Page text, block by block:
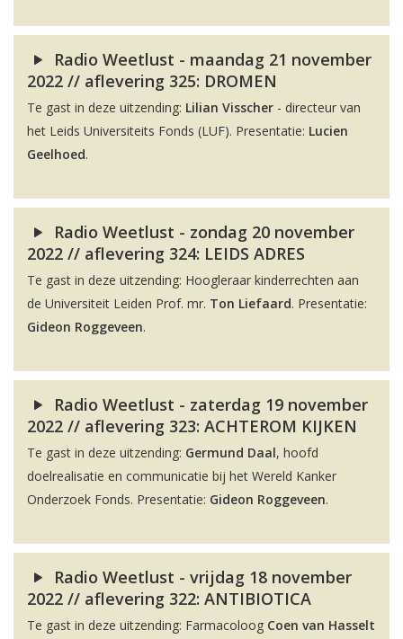
Radio Weetlust - maandag 21 november
2022 // aflevering 325: DROMEN
Te gast in deze uitzending: Lilian Visscher - directeur van
het Leids Universiteits Fonds (LUF). Presentatie: Lucien
Geelhoed.
Radio Weetlust - zondag 20 november
2022 // aflevering 324: LEIDS ADRES
Te gast in deze uitzending: Hoogleraar kinderrechten aan
de Universiteit Leiden Prof. mr. Ton Liefaard. Presentatie:
Gideon Roggeveen.
Radio Weetlust - zaterdag 19 november
2022 // aflevering 323: ACHTEROM KIJKEN
Te gast in deze uitzending: Germund Daal, hoofd
doelrealisatie en communicatie bij het Wereld Kanker
Onderzoek Fonds. Presentatie: Gideon Roggeveen.
Radio Weetlust - vrijdag 18 november
2022 // aflevering 322: ANTIBIOTICA
Te gast in deze uitzending: Farmacoloog Coen van Hasselt